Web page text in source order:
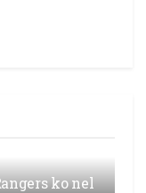
ko nel